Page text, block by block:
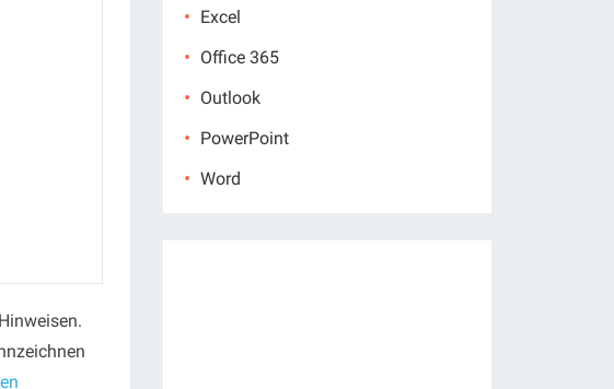
Excel
Office 365
Outlook
PowerPoint
Word